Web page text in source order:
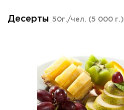
Десерты 50г./чел. (5 000 г.)